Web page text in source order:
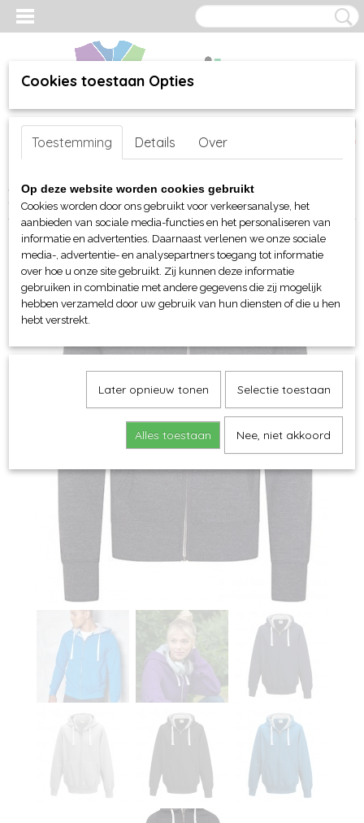
Inloggen Registreren
(0)
Home >webshop>Per merk >AWDis >Just Hoods
Chunky Zoodie
Cookies toestaan Opties
Toestemming Details Over
Op deze website worden cookies gebruikt
Cookies worden door ons gebruikt voor verkeersanalyse, het
aanbieden van sociale media-functies en het personaliseren van
informatie en advertenties. Daarnaast verlenen we onze sociale
media-, advertentie- en analysepartners toegang tot informatie
over hoe u onze site gebruikt. Zij kunnen deze informatie
gebruiken in combinatie met andere gegevens die zij mogelijk
hebben verzameld door uw gebruik van hun diensten of die u hen
hebt verstrekt.
Later opnieuw tonen Selectie toestaan
Alles toestaan Nee, niet akkoord